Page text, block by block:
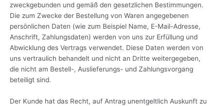
zweckgebunden und gemäß den gesetzlichen Bestimmungen.
Die zum Zwecke der Bestellung von Waren angegebenen
persönlichen Daten (wie zum Beispiel Name, E-Mail-Adresse,
Anschrift, Zahlungsdaten) werden von uns zur Erfüllung und
Abwicklung des Vertrags verwendet. Diese Daten werden von
uns vertraulich behandelt und nicht an Dritte weitergegeben,
die nicht am Bestell-, Auslieferungs- und Zahlungsvorgang
beteiligt sind.
Der Kunde hat das Recht, auf Antrag unentgeltlich Auskunft zu